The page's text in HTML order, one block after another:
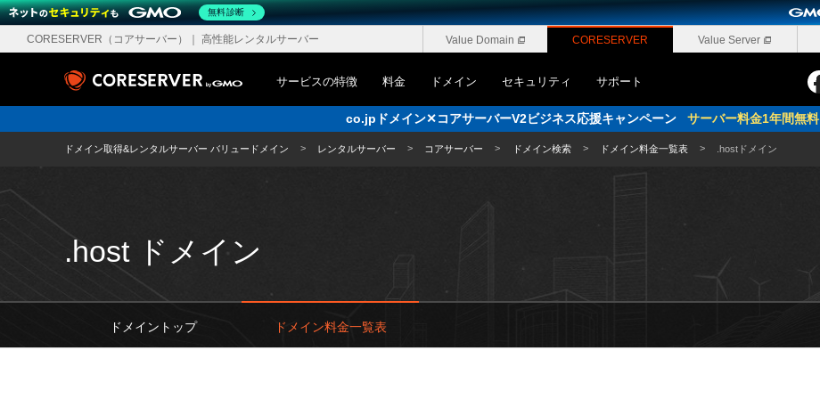
CORESERVER（コアサーバー） ｜ 高性能レンタルサーバー Value Domain CORESERVER Value Server
サービスの特徴 料金 ドメイン セキュリティ サポート
co.jpドメイン✕コアサーバーV2ビジネス応援キャンペーン サーバー料金1年間無料
ドメイン取得&レンタルサーバー バリュードメイン レンタルサーバー コアサーバー ドメイン検索 ドメイン料金一覧表 .hostドメイン
.host ドメイン
ドメイントップ ドメイン料金一覧表
無料診断